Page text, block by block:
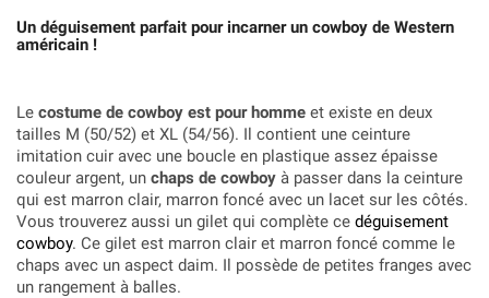
Un déguisement parfait pour incarner un cowboy de Western
américain !
Le costume de cowboy est pour homme et existe en deux
tailles M (50/52) et XL (54/56). Il contient une ceinture
imitation cuir avec une boucle en plastique assez épaisse
couleur argent, un chaps de cowboy à passer dans la ceinture
qui est marron clair, marron foncé avec un lacet sur les côtés.
Vous trouverez aussi un gilet qui complète ce déguisement
cowboy. Ce gilet est marron clair et marron foncé comme le
chaps avec un aspect daim. Il possède de petites franges avec
un rangement à balles.